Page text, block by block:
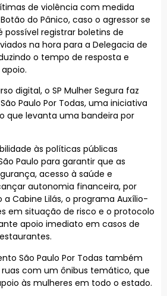
de violência com medida
do Pânico, caso o agressor se
registrar boletins de
na hora para a Delegacia de
o tempo de resposta e
digital, o SP Mulher Segura faz
Paulo Por Todas, uma iniciativa
que levanta uma bandeira por
às políticas públicas
Paulo para garantir que as
acesso à saúde e
autonomia financeira, por
Cabine Lilás, o programa Auxílio-
em situação de risco e o protocolo
apoio imediato em casos de
São Paulo Por Todas também
com um ônibus temático, que
às mulheres em todo o estado.